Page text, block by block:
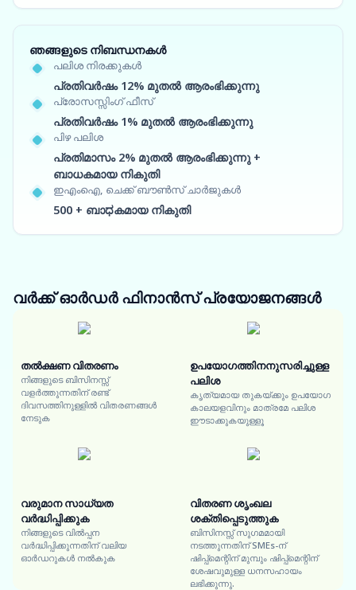
ഞങ്ങളുടെ നിബന്ധനകൾ
പലിശ നിരക്കുകൾ
പ്രതിവർഷം 12% മുതൽ ആരംഭിക്കുന്നു
പ്രോസസ്സിംഗ് ഫീസ്
പ്രതിവർഷം 1% മുതൽ ആരംഭിക്കുന്നു
പിഴ പലിശ
പ്രതിമാസം 2% മുതൽ ആരംഭിക്കുന്നു +
ബാധകമായ നികുതി
ഇഎംഐ, ചെക്ക് ബൗൺസ് ചാർജുകൾ
500 + ബാಧകമായ നികുതി
വർക്ക് ഓർഡർ ഫിനാൻസ്പ്രയോജനങ്ങൾ
തൽക്ഷണ വിതരണം
നിങ്ങളുടെ ബിസിനസ്സ്
വളർത്തുന്നതിന് രണ്ട്
ദിവസത്തിനുള്ളിൽ വിതരണങ്ങൾ
നേടുക
ഉപയോഗത്തിനനുസരിച്ചുള്ള
പലിശ
കൃത്യമായ തുകയ്ക്കും ഉപയോഗ
കാലയളവിനും മാത്രമേ പലിശ
ഈടാക്കുകയുള്ളൂ
വരുമാന സാധ്യത
വർദ്ധിപ്പിക്കുക
നിങ്ങളുടെ വിൽപ്പന
വർദ്ധിപ്പിക്കുന്നതിന് വലിയ
ഓർഡറുകൾ നൽകുക
വിതരണ ശൃംഖല
ശക്തിപ്പെടുത്തുക
ബിസിനസ്സ് സുഗമമായി
നടത്തുന്നതിന് SMEs-ന്
ഷിപ്പ്‌മെന്റിന് മുമ്പും ഷിപ്പ്‌മെന്റിന്
ശേഷവുമുള്ള ധനസഹായം
ലഭിക്കുന്നു.